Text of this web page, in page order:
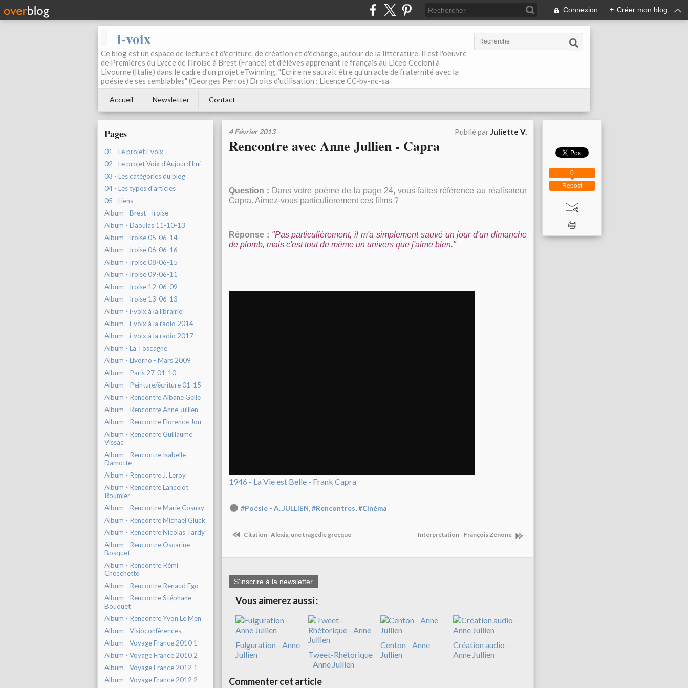
Connexion + Créer mon blog
i-voix
Ce blog est un espace de lecture et d'écriture, de création et d'échange, autour de la littérature. Il est l'oeuvre
de Premières du Lycée de l'Iroise à Brest (France) et d'élèves apprenant le français au Liceo Cecioni à
Livourne (Italie) dans le cadre d'un projet eTwinning. "Ecrire ne saurait être qu'un acte de fraternité avec la
poésie de ses semblables" (Georges Perros) Droits d'utilisation : Licence CC-by-nc-sa
Accueil Newsletter Contact
Pages
01 - Le projet i-voix
02 - Le projet Voix d'Aujourd'hui
03 - Les catégories du blog
04 - Les types d'articles
05 - Liens
Album - Brest - Iroise
Album - Daoulas 11-10-13
Album - Iroise 05-06-14
Album - Iroise 06-06-16
Album - Iroise 08-06-15
Album - Iroise 09-06-11
Album - Iroise 12-06-09
Album - Iroise 13-06-13
Album - i-voix à la librairie
Album - i-voix à la radio 2014
Album - i-voix à la radio 2017
Album - La Toscagne
Album - Livorno - Mars 2009
Album - Paris 27-01-10
Album - Peinture/écriture 01-15
Album - Rencontre Albane Gelle
Album - Rencontre Anne Jullien
Album - Rencontre Florence Jou
Album - Rencontre Guillaume
Vissac
Album - Rencontre Isabelle
Damotte
Album - Rencontre J. Leroy
Album - Rencontre Lancelot
Roumier
Album - Rencontre Marie Cosnay
Album - Rencontre Michaël Glück
Album - Rencontre Nicolas Tardy
Album - Rencontre Oscarine
Bosquet
Album - Rencontre Rémi
Checchetto
Album - Rencontre Renaud Ego
Album - Rencontre Stéphane
Bouquet
Album - Rencontre Yvon Le Men
Album - Visioconfèrences
Album - Voyage France 2010 1
Album - Voyage France 2010 2
Album - Voyage France 2012 1
Album - Voyage France 2012 2
4 Février 2013 Publié parJuliette V.
Rencontre avec Anne Jullien - Capra
Question : Dans votre poème de la page 24, vous faites référence au réalisateur
Capra. Aimez-vous particulièrement ces films ?
Réponse : "Pas particulièrement, il m'a simplement sauvé un jour d'un dimanche
de plomb, mais c'est tout de même un univers que j'aime bien."
1946 - La Vie est Belle - Frank Capra
#Poésie - A. JULLIEN,#Rencontres,#Cinéma
Citation- Alexis, une tragédie grecque Interprétation - François Zénone
S'inscrire à la newsletter
Vous aimerez aussi :
Fulguration - Anne
Jullien
Tweet-Rhétorique
- Anne Jullien
Centon - Anne
Jullien
Création audio -
Anne Jullien
Commenter cet article
Repost
0